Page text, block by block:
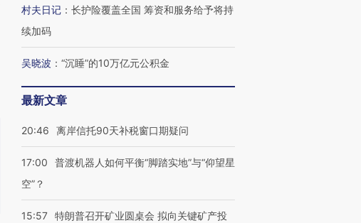
村夫日记 ： 长护险覆盖全国 筹资和服务给予将持
续加码
吴晓波 ： “沉睡”的10万亿元公积金
最新文章
20:46 离岸信托90天补税窗口期疑问
17:00
普渡机器人如何平衡“脚踏实地”与“仰望星
空”？
15:57 特朗普召开矿业圆桌会 拟向关键矿产投